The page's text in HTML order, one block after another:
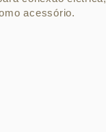
acessório.